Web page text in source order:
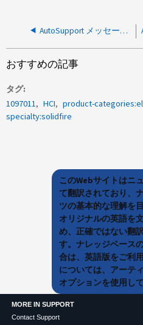
AutoSupport メッセージ：Element ストレージ クラスタのブロック サービスが正常でない
おすすめの記事
タグ
1097011
HCI
product-
specialty:solidfire
このWebサイトはニ
て翻訳されており、
ツの基本的な理解を
オリジナルの英語を
め、正確ではない翻
す。ナレッジベース
合は、英語版をご利
については、アーテ
オプションを使用し
MORE IN SUPPORT
Contact Support